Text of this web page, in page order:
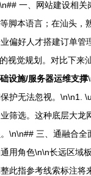
一、网站建设相
脚本语言；在汕头
偏好人才搭建订单
视觉规划。对比下来
设施/服务器运维支撑
护无法忽视。\n\n1.
筛选。这种底层大
\n\n## 三、通融合
用角色\n\n长远区域
此指参考线索标注